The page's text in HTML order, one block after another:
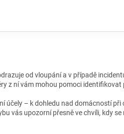
od vloupání a v případě
z ní vám mohou pomoci
účely – k dohledu nad domácností
vás upozorní přesně ve chvíli, kdy